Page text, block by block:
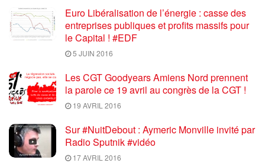
Euro Libéralisation de l’énergie : casse des
entreprises publiques et profits massifs pour
le Capital ! #EDF
5 JUIN 2016
Les CGT Goodyears Amiens Nord prennent
la parole ce 19 avril au congrès de la CGT !
19 AVRIL 2016
Sur #NuitDebout : Aymeric Monville invité par
Radio Sputnik #vidéo
17 AVRIL 2016